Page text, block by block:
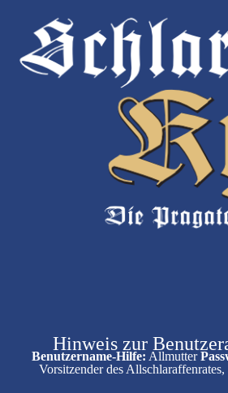
Hinweis zur
Benutzername-Hilfe: Allmutter
Vorsitzender des